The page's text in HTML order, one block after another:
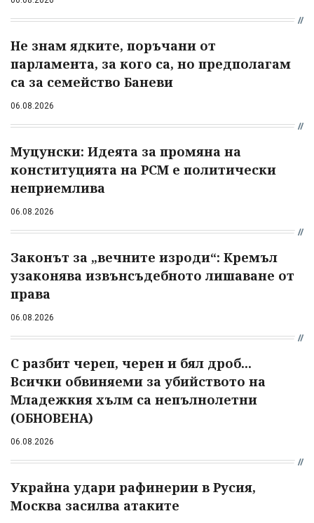
Не знам ядките, поръчани от
парламента, за кого са, но предполагам
са за семейство Баневи
06.08.2026
Муцунски: Идеята за промяна на
конституцията на РСМ е политически
неприемлива
06.08.2026
Законът за „вечните изроди“: Кремъл
узаконява извънсъдебното лишаване от
права
06.08.2026
С разбит череп, черен и бял дроб...
Всички обвиняеми за убийството на
Младежкия хълм са непълнолетни
(ОБНОВЕНА)
06.08.2026
Украйна удари рафинерии в Русия,
Москва засилва атаките